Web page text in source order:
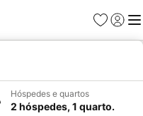
Favoritos
Iniciar
Hóspedes e quartos
2 hóspedes, 1 quarto.